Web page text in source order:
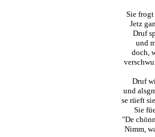
Sie frogt
Jetz
Druf
und
doch,
Druf
und
se rüeft
Sie
"De
Nimm,